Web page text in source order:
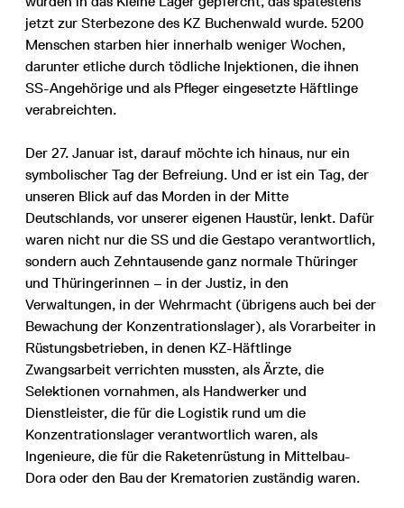
jetzt zur Sterbezone des KZ Buchenwald wurde. 5200
Menschen starben hier innerhalb weniger Wochen,
darunter etliche durch tödliche Injektionen, die ihnen
SS-Angehörige und als Pfleger eingesetzte Häftlinge
verabreichten.
Der 27. Januar ist, darauf möchte ich hinaus, nur ein
symbolischer Tag der Befreiung. Und er ist ein Tag, der
unseren Blick auf das Morden in der Mitte
Deutschlands, vor unserer eigenen Haustür, lenkt. Dafür
waren nicht nur die SS und die Gestapo verantwortlich,
sondern auch Zehntausende ganz normale Thüringer
und Thüringerinnen – in der Justiz, in den
Verwaltungen, in der Wehrmacht (übrigens auch bei der
Bewachung der Konzentrationslager), als Vorarbeiter in
Rüstungsbetrieben, in denen KZ-Häftlinge
Zwangsarbeit verrichten mussten, als Ärzte, die
Selektionen vornahmen, als Handwerker und
Dienstleister, die für die Logistik rund um die
Konzentrationslager verantwortlich waren, als
Ingenieure, die für die Raketenrüstung in Mittelbau-
Dora oder den Bau der Krematorien zuständig waren.